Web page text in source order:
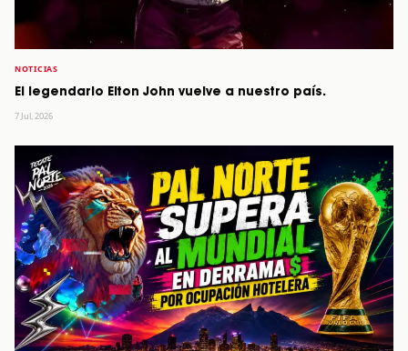
NOTICIAS
El legendario Elton John vuelve a nuestro país.
7 Jul, 2026